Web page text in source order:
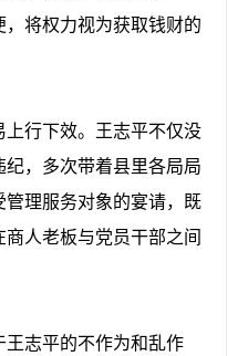
将权力视为获取钱财的
行下效。王志平不仅没
，多次带着县里各局局
理服务对象的宴请，既
人老板与党员干部之间
志平的不作为和乱作